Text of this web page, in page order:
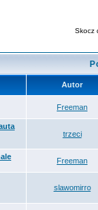
Skocz
Autor
Freeman
trzeci
Freeman
slawomirro